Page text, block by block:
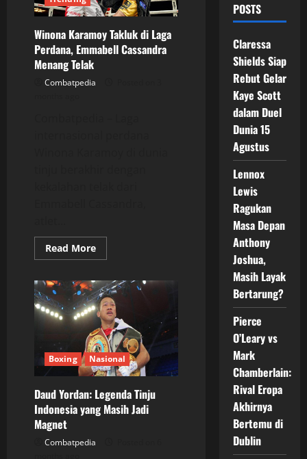
Winona Karamoy Takluk di Laga
Perdana, Emmabell Cassandra
Menang Telak
Combatpedia
Read MoreRead
more
Karamoy
Takluk
di
Laga
Perdana,
Emmabell
Cassandra
Menang
Telak
Boxing Nasional
Daud Yordan: Legenda Tinju
Indonesia yang Masih Jadi
Magnet
Combatpedia
POSTS
Claressa
Shields Siap
Rebut Gelar
Kaye Scott
dalam Duel
Dunia 15
Agustus
Lennox
Lewis
Ragukan
Masa Depan
Anthony
Joshua,
Masih Layak
Bertarung?
Pierce
O’Leary vs
Mark
Chamberlain:
Rival Eropa
Akhirnya
Bertemu di
Dublin